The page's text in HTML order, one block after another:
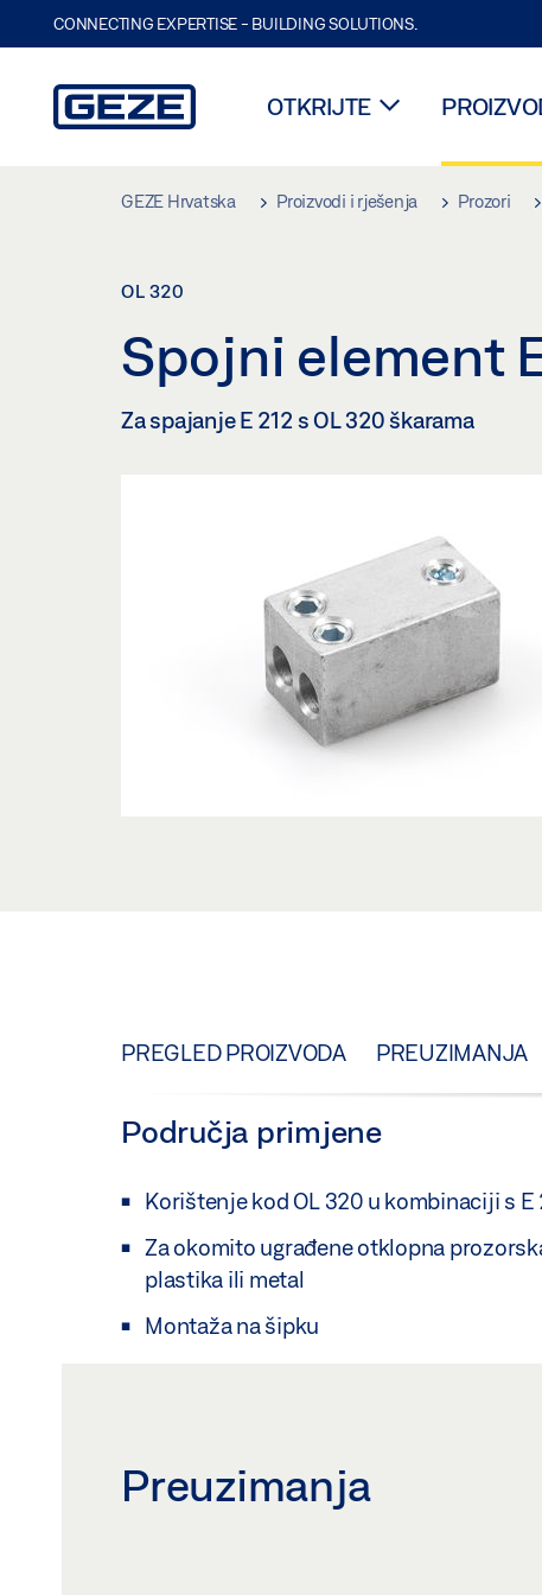
CONNECTING EXPERTISE - BUILDING SOLUTIONS.
OTKRIJTE
GEZE Hrvatska Proizvodi i rješenja Prozori
OL 320
Spojni element
Za spajanje E 212 s OL 320 škarama
PREGLED PROIZVODA PREUZIMANJA
Područja primjene
Korištenje kod OL 320 u kombinaciji s E
Za okomito ugrađene otklopna
plastika ili metal
Montaža na šipku
Preuzimanja